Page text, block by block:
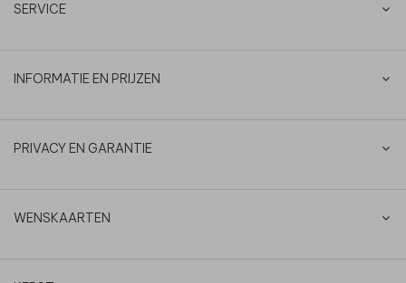
SERVICE
INFORMATIE EN PRIJZEN
PRIVACY EN GARANTIE
WENSKAARTEN